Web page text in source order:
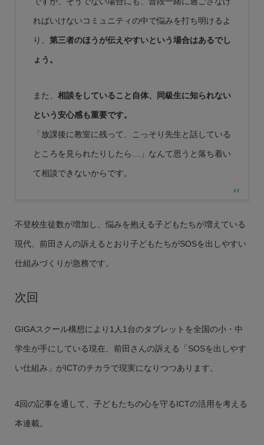
ればいけないコミュニティの中で悩みを打ち明けるよ
り、 第三者のほうが伝えやすいという場合はあるでし
ょう。
また、 相談をしていること自体、同級生に知られない
という安心感も重要です。
「放課後に教室に残って、こっそり先生と話している
ところを見られたりしたら…」なんて思うと落ち着い
て相談できないからです。
不登校生徒数が増加し、悩みを抱える子どもたちが増えている
現代、前田さんの訴えるとおり子どもたちがSOSを出しやすい
仕組みづくりが急務です。
次回
GIGAスクール構想により1人1台のタブレットを全国の小・中
学生が手にしている現在、前田さんの訴える「SOSを出しやす
い仕組み」がICTのチカラで現実になりつつあります。
4回の記事を通して、子どもたちの心を守るICTの活用を考える
本連載。